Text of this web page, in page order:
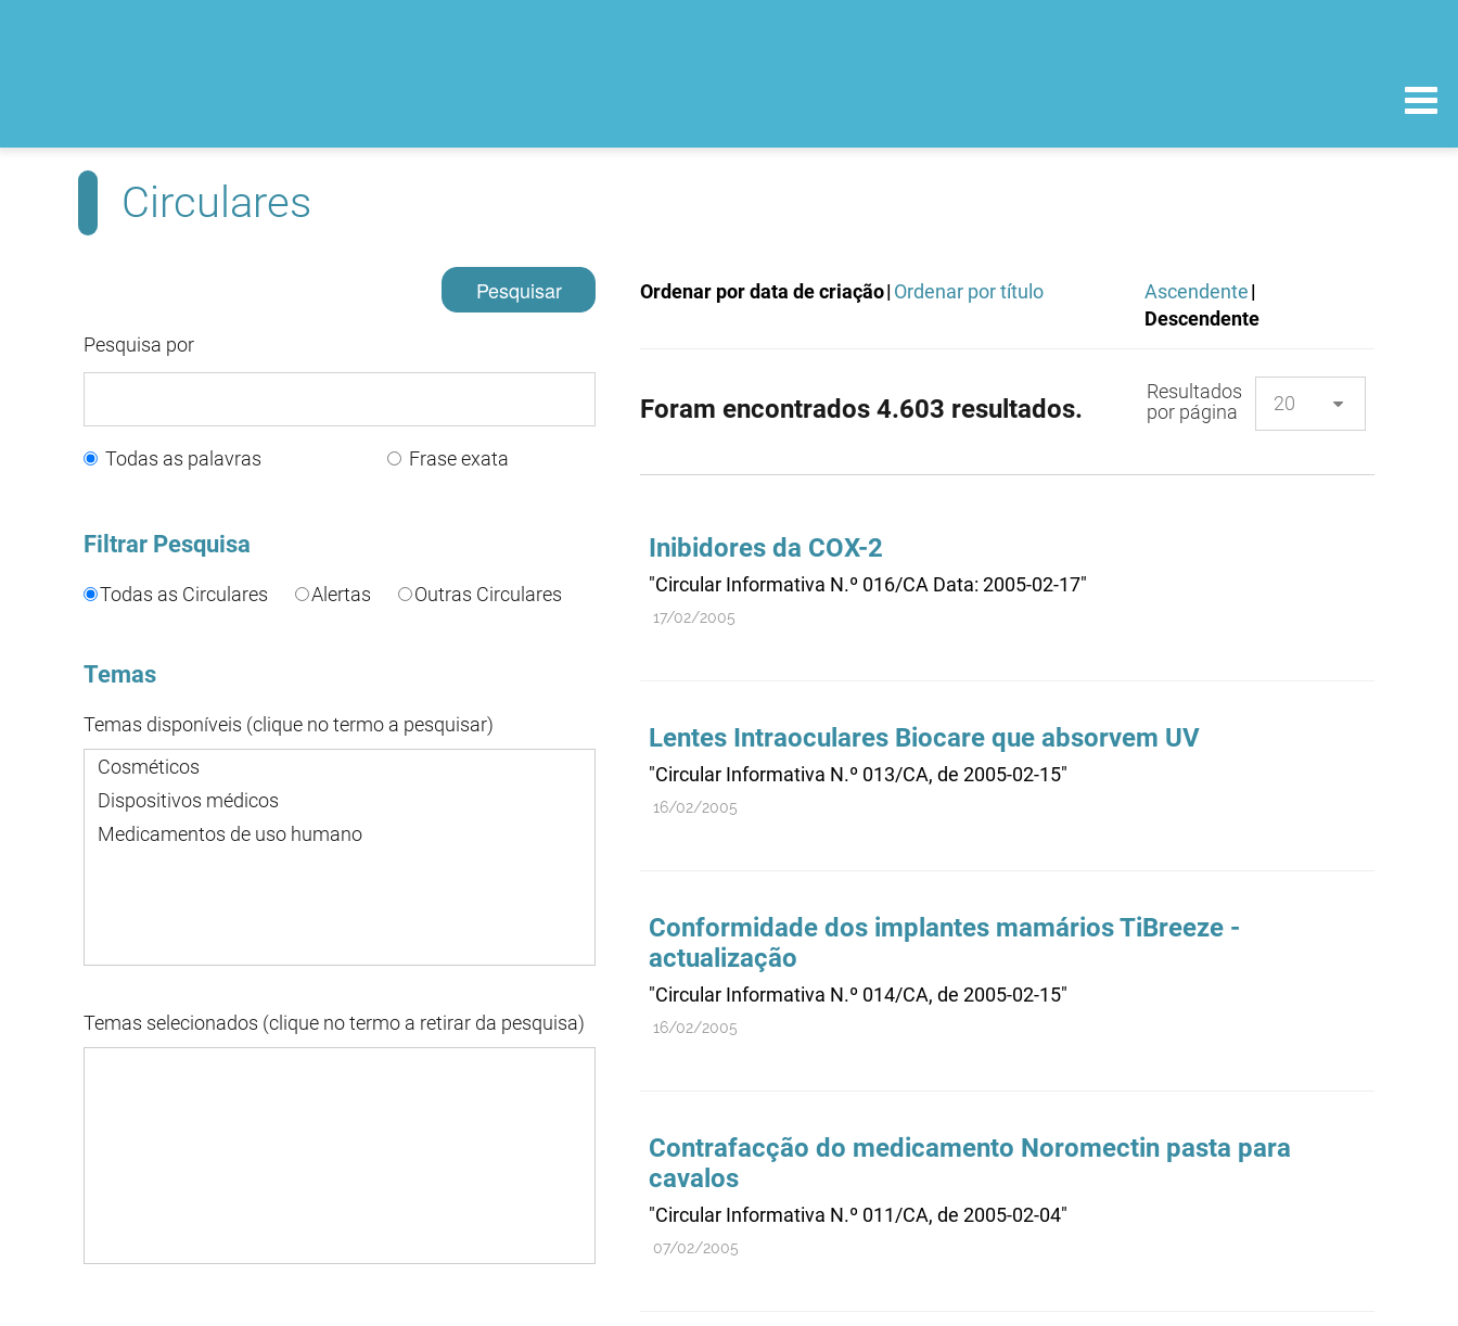
Circulares
Pesquisar
Pesquisa por
Todas as palavras Frase exata
Filtrar Pesquisa
Todas as Circulares Alertas Outras Circulares
Temas
Temas disponíveis (clique no termo a pesquisar)
Cosméticos
Dispositivos médicos
Medicamentos de uso humano
Temas selecionados (clique no termo a retirar da pesquisa)
Ordenar por data de criação| Ordenar por título Ascendente|
Descendente
Foram encontrados 4.603 resultados.
Resultados
por página
Inibidores da COX-2
"Circular Informativa N.º 016/CA Data: 2005-02-17"
17/02/2005
Lentes Intraoculares Biocare que absorvem UV
"Circular Informativa N.º 013/CA, de 2005-02-15"
16/02/2005
Conformidade dos implantes mamários TiBreeze -
actualização
"Circular Informativa N.º 014/CA, de 2005-02-15"
16/02/2005
Contrafacção do medicamento Noromectin pasta para
cavalos
"Circular Informativa N.º 011/CA, de 2005-02-04"
07/02/2005